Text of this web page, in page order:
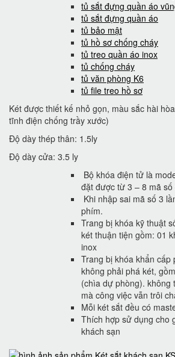
tủ sắt đựng quần áo
tủ sắt đựng quần áo
tủ bảo mật
tủ hồ sơ chống cháy
tủ treo quần áo inox
tủ chống cháy
tủ văn phòng K6
tủ file treo hồ sơ
Két được thiết kế nhỏ gọn, màu sắc hài
tĩnh điện chống trầy xước)
Độ dày thép thân: 1.5ly
Độ dày cửa: 3.5 ly
Bộ khóa điện tử là
đặt được từ 3 – 8 mã
Khi nhập sai mã số 3
phím.
Trang bị khóa kỹ thuật
két thuận tiện gồm: 01
inox
Trang bị khóa khẩn cấp
không phải phá két,
(chìa dự phòng). không
mà công việc vẫn trôi
Mỗi két sắt đều có
Thích hợp sử dụng cho
khách sạn